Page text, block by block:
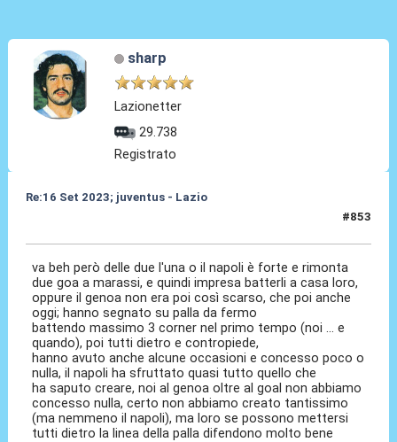
sharp
Lazionetter
29.738
Registrato
Re:16 Set 2023; juventus - Lazio
#853
va beh però delle due l'una o il napoli è forte e rimonta
due goa a marassi, e quindi impresa batterli a casa loro,
oppure il genoa non era poi così scarso, che poi anche
oggi; hanno segnato su palla da fermo
battendo massimo 3 corner nel primo tempo (noi ... e
quando), poi tutti dietro e contropiede,
hanno avuto anche alcune occasioni e concesso poco o
nulla, il napoli ha sfruttato quasi tutto quello che
ha saputo creare, noi al genoa oltre al goal non abbiamo
concesso nulla, certo non abbiamo creato tantissimo
(ma nemmeno il napoli), ma loro se possono mettersi
tutti dietro la linea della palla difendono molto bene